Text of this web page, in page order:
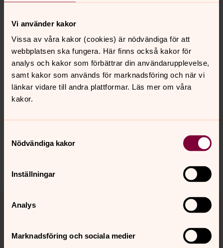
Vi använder kakor
Vissa av våra kakor (cookies) är nödvändiga för att
webbplatsen ska fungera. Här finns också kakor för
analys och kakor som förbättrar din användarupplevelse,
samt kakor som används för marknadsföring och när vi
länkar vidare till andra plattformar. Läs mer om våra
kakor.
Nödvändiga kakor
Inställningar
Analys
Marknadsföring och sociala medier
Välkommen till en av församlingens riktiga långkörare.
riktigt roligt tillsammans.
Senast ändrad 22 januari 2026
Synpunkter eller frågor på sidans
Dela